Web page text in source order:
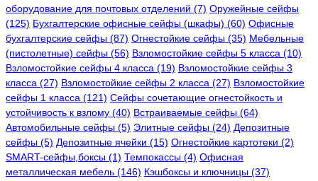
оборудование для почтовых отделений (7) Оружейные сейфы
(125) Бухгалтерские офисные сейфы (шкафы) (60) Офисные
бухгалтерские сейфы (87) Огнестойкие сейфы (35) Мебельные
(пистолетные) сейфы (56) Взломостойкие сейфы 5 класса (10)
Взломостойкие сейфы 4 класса (19) Взломостойкие сейфы 3
класса (27) Взломостойкие сейфы 2 класса (27) Взломостойкие
сейфы 1 класса (121) Сейфы сочетающие огнестойкость и
устойчивость к взлому (40) Встраиваемые сейфы (64)
Автомобильные сейфы (5) Элитные сейфы (24) Депозитные
сейфы (5) Депозитные ячейки (15) Огнестойкие картотеки (2)
SMART-сейфы,боксы (1) Темпокассы (4) Офисная
металлическая мебель (146) Кэшбоксы и ключницы (37)